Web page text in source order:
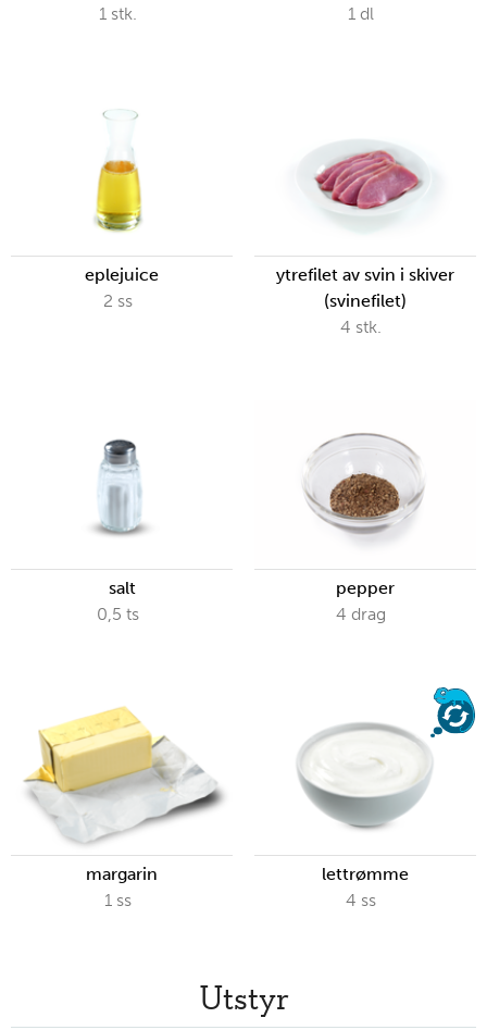
1 stk.
1 dl
eplejuice
2 ss
ytrefilet av svin i skiver
(svinefilet)
4 stk.
salt
0,5 ts
pepper
4 drag
margarin
1 ss
lettrømme
4 ss
Utstyr